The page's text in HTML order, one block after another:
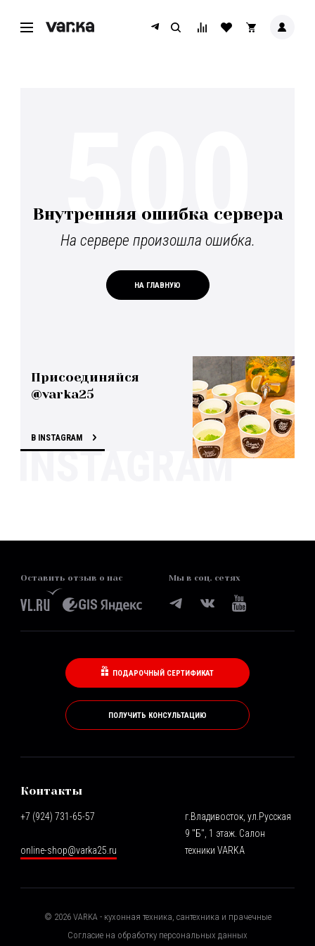
Внутренняя ошибка сервера
На сервере произошла ошибка.
НА ГЛАВНУЮ
500
Присоединяйся
@varka25
В INSTAGRAM
Оставить отзыв о нас Мы в соц. сетях
ПОДАРОЧНЫЙ СЕРТИФИКАТ
ПОЛУЧИТЬ КОНСУЛЬТАЦИЮ
Контакты
+7 (924) 731-65-57
online-shop@varka25.ru
г.Владивосток, ул.Русская
9 "Б", 1 этаж. Салон
техники VARKA
© 2026VARKA - кухонная техника, сантехника и прачечные
Согласие на обработку персональных данных